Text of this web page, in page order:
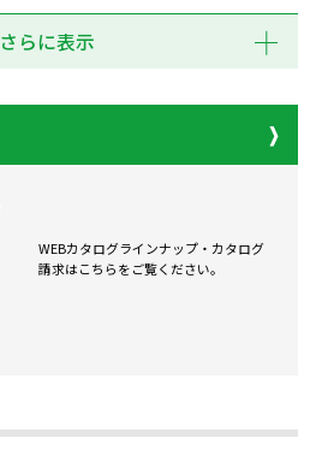
さらに表示
WEBカタログラインナップ・カタログ
請求はこちらをご覧ください。